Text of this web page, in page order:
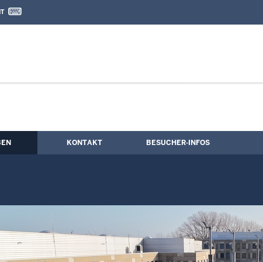
/ Freizeitpädagogik
Kontaktformular
KONTAKT BESUCHER-INFOS